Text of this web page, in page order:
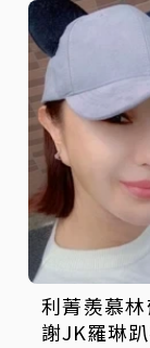
利菁羨慕
謝JK羅琳